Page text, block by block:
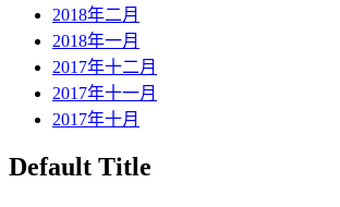
2018年二月
2018年一月
2017年十二月
2017年十一月
2017年十月
Default Title